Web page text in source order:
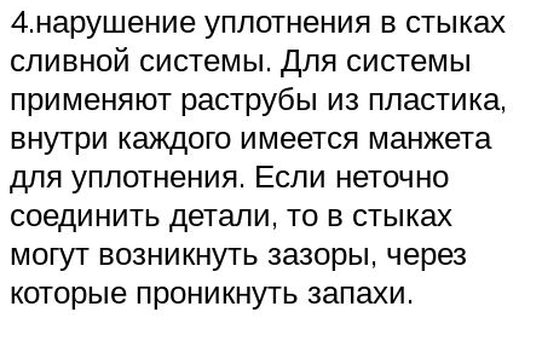
4.нарушение уплотнения в стыках
сливной системы. Для системы
применяют раструбы из пластика,
внутри каждого имеется манжета
для уплотнения. Если неточно
соединить детали, то в стыках
могут возникнуть зазоры, через
которые проникнуть запахи.